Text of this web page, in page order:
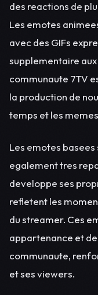
des reactions de
Les emotes
avec des GIFs
supplementaire
communaute 7TV
la production de
temps et les
Les emotes
egalement tres
developpe ses
refletent les
du streamer. Ces
appartenance et
communaute,
et ses viewers.